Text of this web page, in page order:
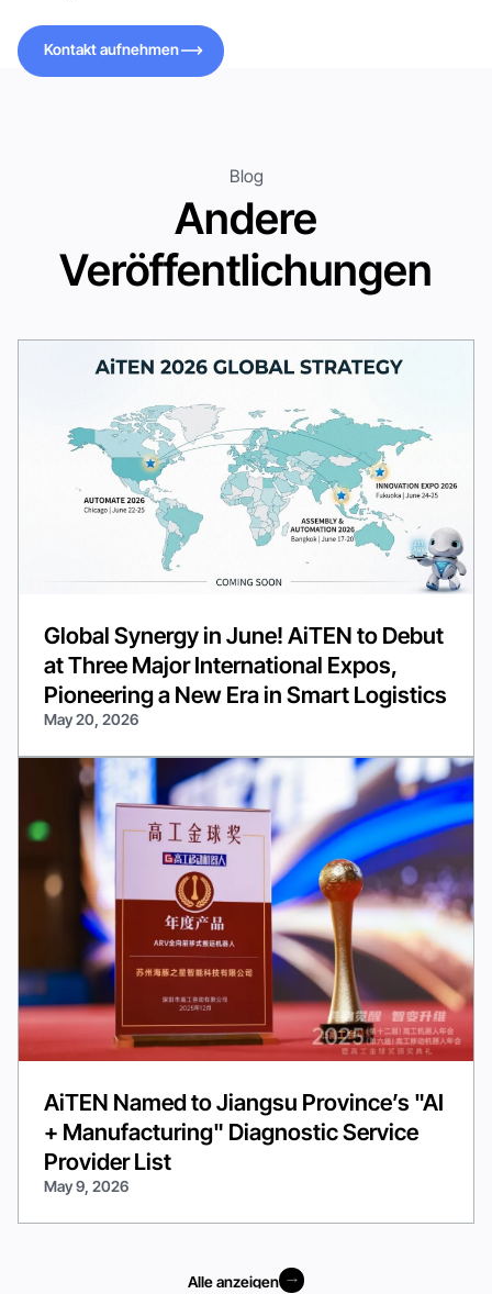
Kontakt aufnehmen
Blog
Andere
Veröffentlichungen
Global Synergy in June! AiTEN to Debut
at Three Major International Expos,
Pioneering a New Era in Smart Logistics
May 20, 2026
AiTEN Named to Jiangsu Province’s "AI
+ Manufacturing" Diagnostic Service
Provider List
May 9, 2026
Alle anzeigen